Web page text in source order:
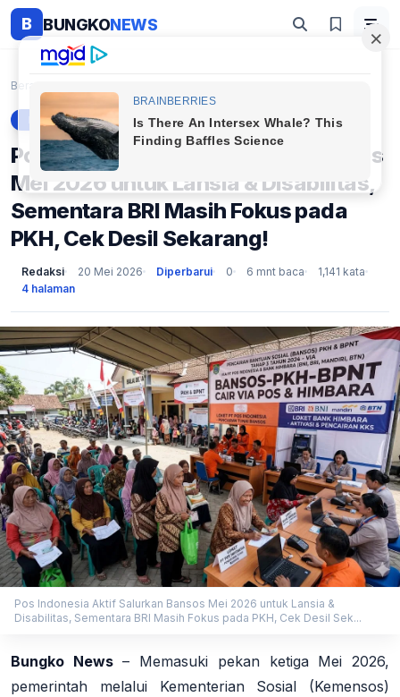
B BUNGKONEWS
Beranda
BERITA
Pos Indonesia Aktif Salurkan Bansos
Mei 2026 untuk Lansia & Disabilitas,
Sementara BRI Masih Fokus pada
PKH, Cek Desil Sekarang!
Redaksi 20 Mei 2026 Diperbarui 0 6 mnt baca
1,141 kata
4 halaman
Pos Indonesia Aktif Salurkan Bansos Mei 2026 untuk Lansia &
Disabilitas, Sementara BRI Masih Fokus pada PKH, Cek Desil Sek...
Bungko News– Memasuki pekan ketiga Mei 2026,
pemerintah melalui Kementerian Sosial (Kemensos)